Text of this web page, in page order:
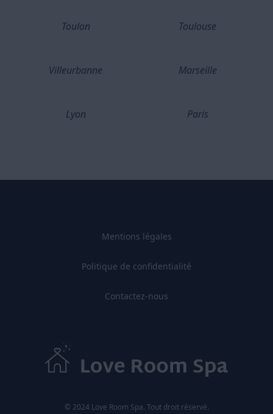
Toulon Toulouse
Villeurbanne Marseille
Lyon Paris
Mentions légales
Politique de confidentialité
Contactez-nous
© 2024 Love Room Spa. Tout droit réservé.